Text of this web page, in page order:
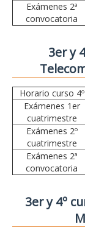
Exámenes 2ª
convocatoria
3er y
Horario curso 4º
Exámenes 1er
cuatrimestre
Exámenes 2º
cuatrimestre
Exámenes 2ª
convocatoria
3er y 4º